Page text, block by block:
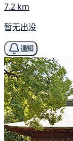
7.2 km
暂无出没
通知